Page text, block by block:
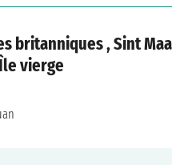
britanniques , Sint
vierge